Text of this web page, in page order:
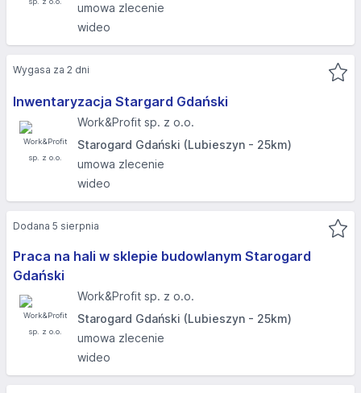
umowa zlecenie
wideo
Inwentaryzacja Stargard Gdański
Work&Profit sp. z o.o.
Starogard Gdański (Lubieszyn - 25km)
umowa zlecenie
wideo
Wygasa za 2 dni
Praca na hali w sklepie budowlanym Starogard
Gdański
Work&Profit sp. z o.o.
Starogard Gdański (Lubieszyn - 25km)
umowa zlecenie
wideo
Dodana 5 sierpnia